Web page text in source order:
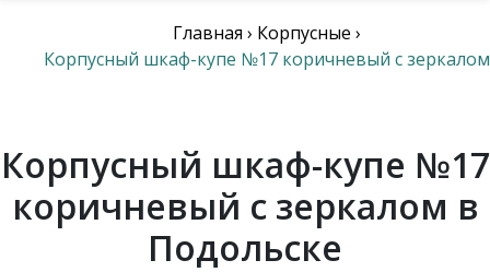
Главная › Корпусные ›
Корпусный шкаф-купе №17 коричневый с зеркалом
Корпусный шкаф-купе №17
коричневый с зеркалом в
Подольске